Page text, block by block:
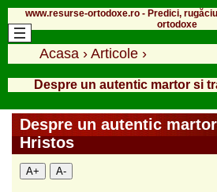
www.resurse-ortodoxe.ro - Predici,
ortodoxe
Acasa › Articole ›
Despre un autentic martor si
Despre un autentic
Hristos
A+ A-